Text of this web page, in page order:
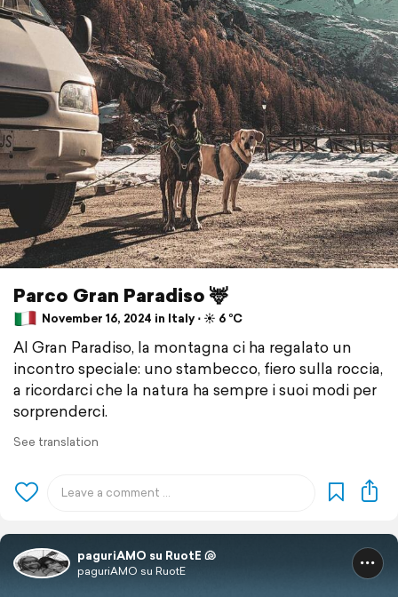
Parco Gran Paradiso 🦌
November 16, 2024 in Italy ⋅ ☀️ 6 °C
Al Gran Paradiso, la montagna ci ha regalato un
incontro speciale: uno stambecco, fiero sulla roccia,
a ricordarci che la natura ha sempre i suoi modi per
sorprenderci.
See translation
paguriAMO su RuotE 🐚
paguriAMO su RuotE